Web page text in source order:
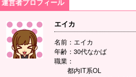
運営者プロフィール
エイカ
名前：エイカ
年齢：30代なかば
職業：
都内IT系OL